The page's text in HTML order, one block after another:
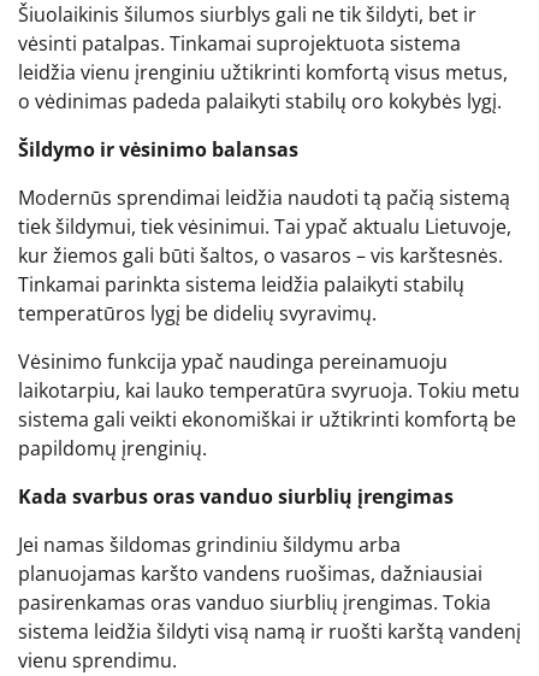
Šiuolaikinis šilumos siurblys gali ne tik šildyti, bet ir
vėsinti patalpas. Tinkamai suprojektuota sistema
leidžia vienu įrenginiu užtikrinti komfortą visus metus,
o vėdinimas padeda palaikyti stabilų oro kokybės lygį.
Šildymo ir vėsinimo balansas
Modernūs sprendimai leidžia naudoti tą pačią sistemą
tiek šildymui, tiek vėsinimui. Tai ypač aktualu Lietuvoje,
kur žiemos gali būti šaltos, o vasaros – vis karštesnės.
Tinkamai parinkta sistema leidžia palaikyti stabilų
temperatūros lygį be didelių svyravimų.
Vėsinimo funkcija ypač naudinga pereinamuoju
laikotarpiu, kai lauko temperatūra svyruoja. Tokiu metu
sistema gali veikti ekonomiškai ir užtikrinti komfortą be
papildomų įrenginių.
Kada svarbus oras vanduo siurblių įrengimas
Jei namas šildomas grindiniu šildymu arba
planuojamas karšto vandens ruošimas, dažniausiai
pasirenkamas oras vanduo siurblių įrengimas. Tokia
sistema leidžia šildyti visą namą ir ruošti karštą vandenį
vienu sprendimu.